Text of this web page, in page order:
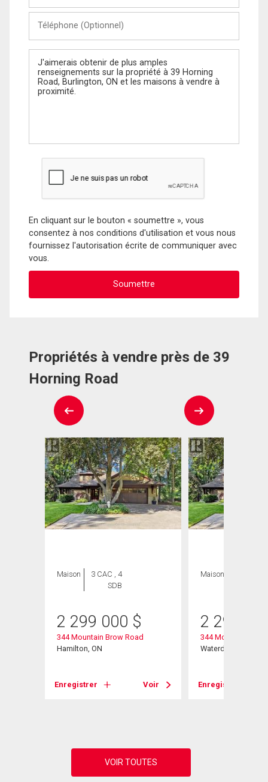
(Optionnel)
Message
En cliquant sur le bouton « soumettre », vous
consentez à nos conditions d'utilisation et vous nous
fournissez l'autorisation écrite de communiquer avec
vous.
Propriétés à vendre près de 39
Horning Road
Maison
3 CAC , 4
SDB
2 299 000 $
344 Mountain Brow Road
Hamilton, ON
Enregistrer Voir
Maison
2 299
344 Mountain
Waterdown, ON
Enregistrer